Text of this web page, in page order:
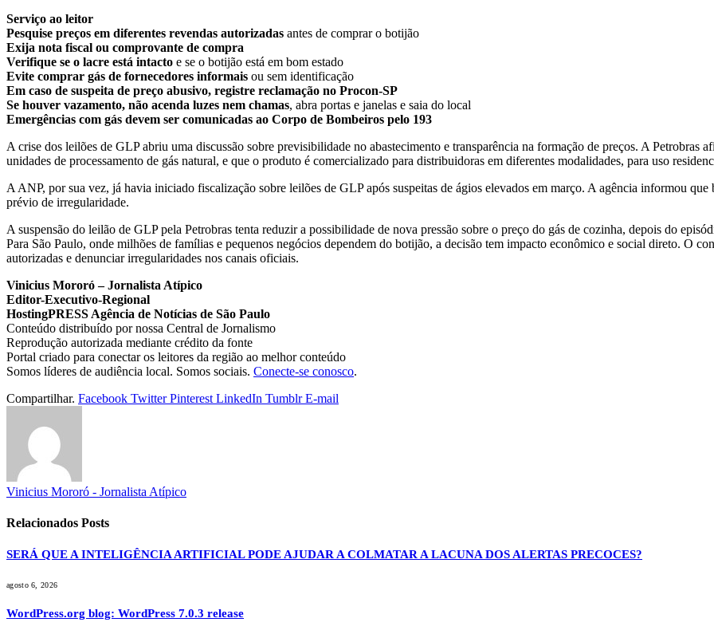
Serviço ao leitor
Pesquise preços em diferentes revendas autorizadas antes de comprar o botijão
Exija nota fiscal ou comprovante de compra
Verifique se o lacre está intacto e se o botijão está em bom estado
Evite comprar gás de fornecedores informais ou sem identificação
Em caso de suspeita de preço abusivo, registre reclamação no Procon-SP
Se houver vazamento, não acenda luzes nem chamas, abra portas e janelas e saia do local
Emergências com gás devem ser comunicadas ao Corpo de Bombeiros pelo 193
A crise dos leilões de GLP abriu uma discussão sobre previsibilidade no abastecimento e transparência na formação de preços. A Petrobras
unidades de processamento de gás natural, e que o produto é comercializado para distribuidoras em diferentes modalidades, para uso
A ANP, por sua vez, já havia iniciado fiscalização sobre leilões de GLP após suspeitas de ágios elevados em março. A agência informou
prévio de irregularidade.
A suspensão do leilão de GLP pela Petrobras tenta reduzir a possibilidade de nova pressão sobre o preço do gás de cozinha, depois do
Para São Paulo, onde milhões de famílias e pequenos negócios dependem do botijão, a decisão tem impacto econômico e social direto. O
autorizadas e denunciar irregularidades nos canais oficiais.
Vinicius Mororó – Jornalista Atípico
Editor-Executivo-Regional
HostingPRESS Agência de Notícias de São Paulo
Conteúdo distribuído por nossa Central de Jornalismo
Reprodução autorizada mediante crédito da fonte
Portal criado para conectar os leitores da região ao melhor conteúdo
Somos líderes de audiência local. Somos sociais. Conecte-se conosco.
Compartilhar. Facebook Twitter Pinterest LinkedIn Tumblr E-mail
Vinicius Mororó - Jornalista Atípico
Relacionados Posts
SERÁ QUE A INTELIGÊNCIA ARTIFICIAL PODE AJUDAR A COLMATAR A LACUNA DOS ALERTAS PRECOCES?
agosto 6, 2026
WordPress.org blog: WordPress 7.0.3 release